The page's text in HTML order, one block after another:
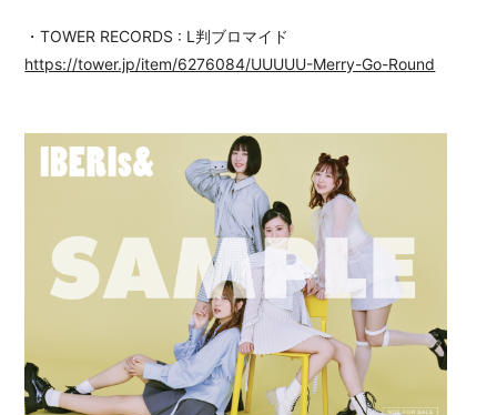
・TOWER RECORDS : L判ブロマイド
https://tower.jp/item/6276084/UUUUU-Merry-Go-Round